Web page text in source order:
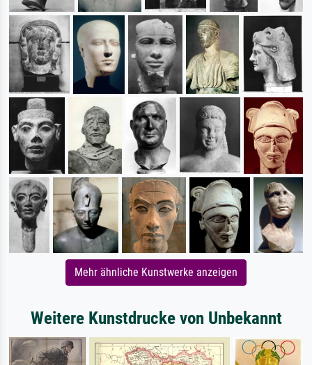
Mehr ähnliche Kunstwerke anzeigen
Weitere Kunstdrucke von Unbekannt